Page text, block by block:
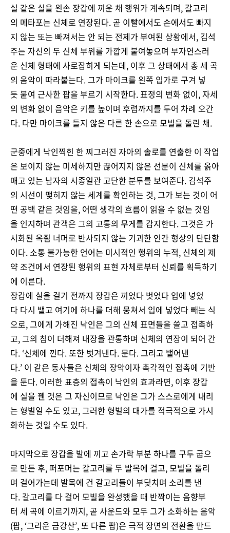
실 같은 실을 왼손 장갑에 끼운 채 행위가 계속되며, 갈고리
의 메타포는 신체로 연장된다. 곧 이빨에서도 손에서도 빠지
지 않는 또는 빠져서는 안 되는 전제가 부여된 상황에서, 김석
주는 자신의 두 신체 부위를 가깝게 붙여놓으며 부자연스러
운 신체 형태에 사로잡히게 되는데, 이후 그 상태에서 총 세 곡
의 음악이 따라붙는다. 그가 마이크를 왼쪽 입가로 구겨 넣
듯 붙여 근사한 팝을 부르기 시작한다. 표정의 변화 없이, 자세
의 변화 없이 음악은 키를 높이며 후렴까지를 두어 차례 오간
다. 다만 마이크를 들지 않은 다른 한 손으로 모빌을 돌린 채.
군중에게 낙인찍힌 한 찌그러진 자아의 솔로를 연출한 이 작업
은 보이지 않는 미세하지만 끊어지지 않은 선분이 신체를 옭아
매고 있는 남자의 시종일관 고단한 분투를 보여준다. 김석주
의 시선이 맺히지 않는 세계를 확인하는 것, 그가 보는 것이 어
떤 공백 같은 것임을, 어떤 생각의 흐름이 읽을 수 없는 것임
을 인지하며 관객은 그의 고통의 무게를 감지한다. 그것은 가
시화된 옥죔 너머로 반사되지 않는 기괴한 인간 형상의 단단함
이다. 소통 불가능한 언어는 미시적인 행위의 누적, 신체의 제
약 조건에서 연장된 행위의 표현 자체로부터 신뢰를 획득하기
에 이른다.
장갑에 실을 걸기 전까지 장갑은 끼었다 벗었다 입에 넣었
다 다시 뱉고 여기에 하나를 더해 뭉쳐서 입에 넣었다 빼는 식
으로, 그에게 가해진 낙인은 그의 신체 표면들을 쓸고 접촉하
고, 그의 침이 더해져 내장을 관통하며 신체의 연장이 되어 간
다. ‘신체에 낀다. 또한 벗겨낸다. 문다. 그리고 뱉어낸
다.’ 이 같은 동사들은 신체의 장악이자 촉각적인 접촉에 기반
을 둔다. 이러한 표층의 접촉이 낙인의 효과라면, 이후 장갑
에 실을 꿴 것은 그 자신이므로 낙인은 그가 스스로에게 내리
는 형벌일 수도 있고, 그러한 형벌의 대가를 적극적으로 가시
화하는 것일 수도 있다.
마지막으로 장갑을 발에 끼고 손가락 부분 하나를 구두 굽으
로 만든 후, 퍼포머는 갈고리를 두 발목에 걸고, 모빌을 돌리
며 걸어가는데 발목에 건 갈고리들이 부딪치며 소리를 낸
다. 갈고리를 다 걸어 모빌을 완성했을 때 반짝이는 음향부
터 세 곡에 이르기까지, 곧 사운드와 모두 그가 소화하는 음악
(팝, ‘그리운 금강산’, 또 다른 팝)은 극적 장면의 전환을 만드